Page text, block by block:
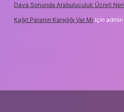
Dava Sonunda Arabuluculuk Ücreti
Kağıt Paranın Karşılığı Var Mı için admin